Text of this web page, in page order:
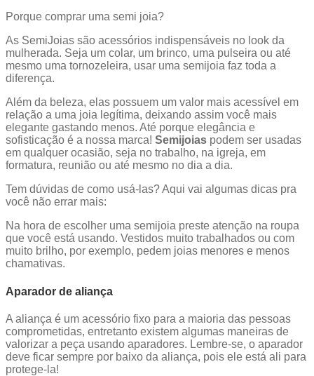
Porque comprar uma semi joia?
As SemiJoias são acessórios indispensáveis no look da
mulherada. Seja um colar, um brinco, uma pulseira ou até
mesmo uma tornozeleira, usar uma semijoia faz toda a
diferença.
Além da beleza, elas possuem um valor mais acessível em
relação a uma joia legítima, deixando assim você mais
elegante gastando menos. Até porque elegância e
sofisticação é a nossa marca! Semijoias podem ser usadas
em qualquer ocasião, seja no trabalho, na igreja, em
formatura, reunião ou até mesmo no dia a dia.
Tem dúvidas de como usá-las? Aqui vai algumas dicas pra
você não errar mais:
Na hora de escolher uma semijoia preste atenção na roupa
que você está usando. Vestidos muito trabalhados ou com
muito brilho, por exemplo, pedem joias menores e menos
chamativas.
Aparador de aliança
A aliança é um acessório fixo para a maioria das pessoas
comprometidas, entretanto existem algumas maneiras de
valorizar a peça usando aparadores. Lembre-se, o aparador
deve ficar sempre por baixo da aliança, pois ele está ali para
protege-la!